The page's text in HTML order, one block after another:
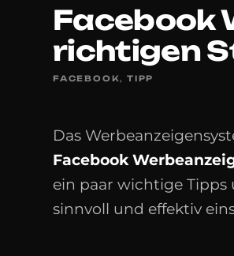
Facebook
richtigen
FACEBOOK ,TIPP
Das
Facebook
ein paar wichtige Tipps
sinnvoll und effektiv